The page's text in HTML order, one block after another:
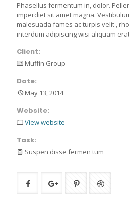
Phasellus fermentum in, dolor.
imperdiet sit amet magna.
malesuada fames acturpis velit ,
interdum adipiscing wisi aliquam
Client:
Muffin Group
Date:
May 13, 2014
Website:
View website
Task:
Suspen disse fermen tum